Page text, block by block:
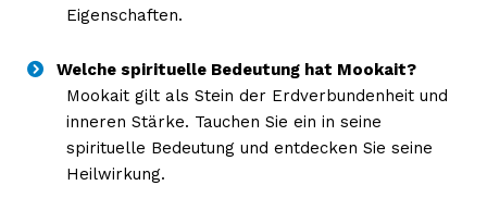
Eigenschaften.
Welche spirituelle Bedeutung hat Mookait?
Mookait gilt als Stein der Erdverbundenheit und
inneren Stärke. Tauchen Sie ein in seine
spirituelle Bedeutung und entdecken Sie seine
Heilwirkung.